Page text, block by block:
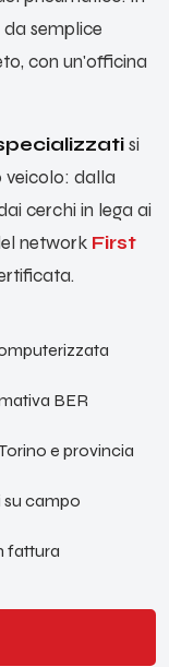
semplice
con un'officina
si
veicolo: dalla
cerchi in lega ai
network First
BER
e provincia
campo
fattura